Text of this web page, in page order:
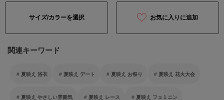
サイズ/カラーを選択 お気に入りに追加
関連キーワード
夏映え 浴衣 夏映え デート 夏映え お祭り 夏映え 花火大会
夏映え やさしい雰囲気 夏映え レース 夏映え フェミニン